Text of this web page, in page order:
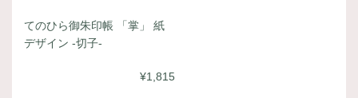
てのひら御朱印帳 「掌」 紙
デザイン -切子-
¥1,815